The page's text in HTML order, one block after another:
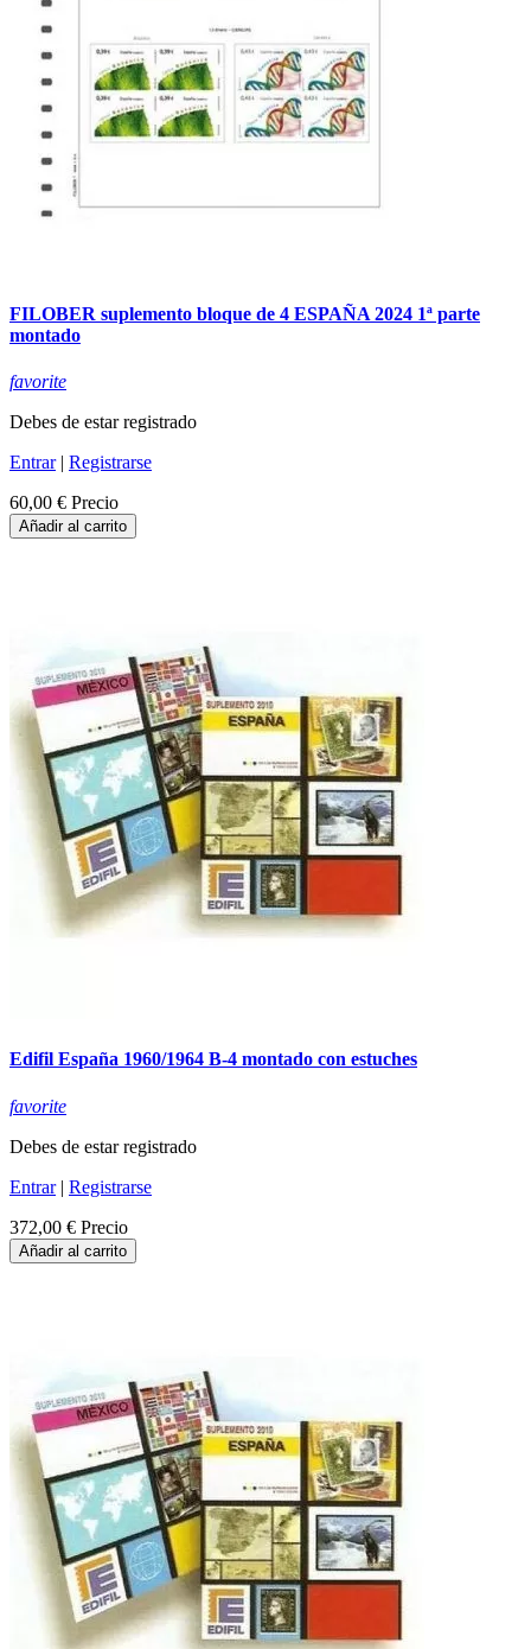
FILOBER suplemento bloque de 4 ESPAÑA 2024 1ª parte
montado
favorite
Debes de estar registrado
Entrar| Registrarse
60,00 € Precio
Añadir al carrito
Edifil España 1960/1964 B-4 montado con estuches
favorite
Debes de estar registrado
Entrar| Registrarse
372,00 € Precio
Añadir al carrito